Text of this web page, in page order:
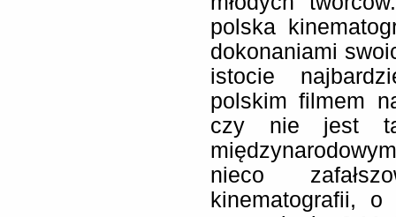
polska
dokonaniami
istocie
polskim filmem
czy nie jest
nieco
kinematografii,